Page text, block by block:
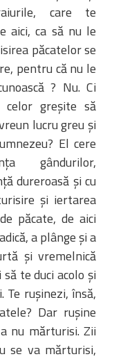
care te
aici, ca să nu le
păcatelor se
pentru că nu le
? Nu. Ci
greşite să
lucru greu şi
El cere
gândurilor,
dureroasă şi cu
şi iertarea
păcate, de aici
a plânge şi a
şi vremelnică
te duci acolo şi
Te ruşinezi, însă,
Dar ruşine
nu mărturisi. Zii
se va mărturisi,